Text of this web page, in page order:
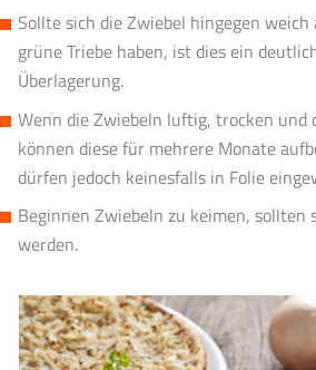
Sollte sich die Zwiebel hingegen
grüne Triebe haben, ist dies ein
Überlagerung.
Wenn die Zwiebeln luftig, trocken und
können diese für mehrere Monate
dürfen jedoch keinesfalls in Folie
Beginnen Zwiebeln zu keimen, sollten
werden.